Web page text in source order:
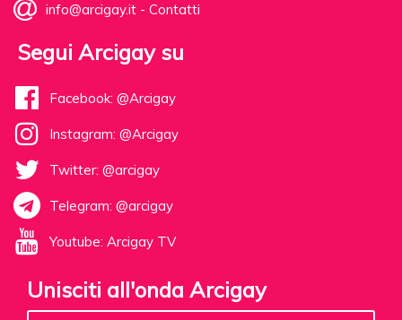
info@arcigay.it - Contatti
Segui Arcigay su
Facebook: @Arcigay
Instagram: @Arcigay
Twitter: @arcigay
Telegram: @arcigay
Youtube: Arcigay TV
Unisciti all'onda Arcigay